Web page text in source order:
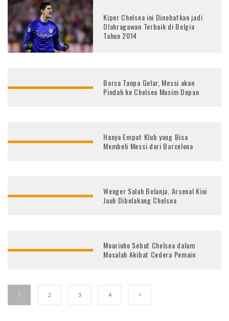
Kiper Chelsea ini Dinobatkan jadi
Olahragawan Terbaik di Belgia
Tahun 2014
Barca Tanpa Gelar, Messi akan
Pindah ke Chelsea Musim Depan
Hanya Empat Klub yang Bisa
Membeli Messi dari Barcelona
Wenger Salah Belanja, Arsenal Kini
Jauh Dibelakang Chelsea
Mourinho Sebut Chelsea dalam
Masalah Akibat Cedera Pemain
1 2 3 4